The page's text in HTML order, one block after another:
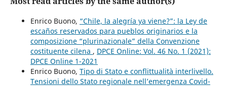
Enrico Buono, “Chile, la alegría ya viene?”: la Ley de
escaños reservados para pueblos originarios e la
composizione “plurinazionale” della Convenzione
costituente cilena , DPCE Online: Vol. 46 No. 1 (2021):
DPCE Online 1-2021
Enrico Buono, Tipo di Stato e conflittualità interlivello.
Tensioni dello Stato regionale nell’emergenza Covid-